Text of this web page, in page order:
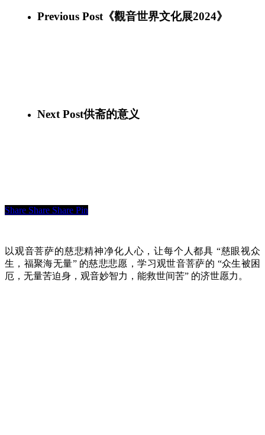
Previous Post 《觀音世界文化展2024》
Next Post供斋的意义
Share Share Share Pin
以观音菩萨的慈悲精神净化人心，让每个人都具 “慈眼视众
生，福聚海无量” 的慈悲悲愿，学习观世音菩萨的 “众生被困
厄，无量苦迫身，观音妙智力，能救世间苦” 的济世愿力。